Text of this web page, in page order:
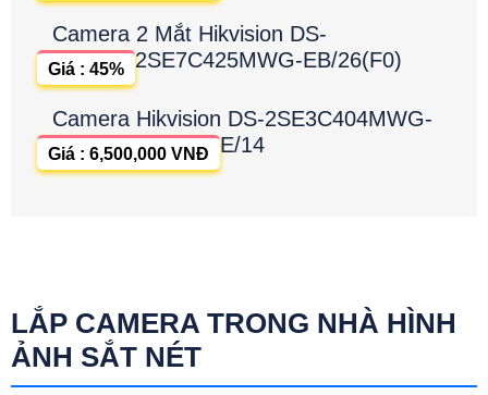
Camera 2 Mắt Hikvision DS-
2SE7C425MWG-EB/26(F0)
Giá : 45%
Camera Hikvision DS-2SE3C404MWG-
E/14
Giá : 6,500,000 VNĐ
LẮP CAMERA TRONG NHÀ HÌNH
ẢNH SẮT NÉT